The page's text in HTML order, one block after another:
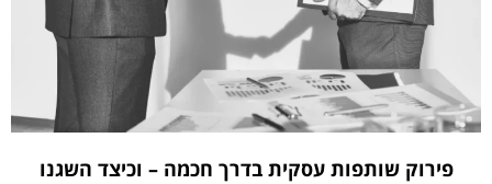
פירוק שותפות עסקית בדרך חכמה – וכיצד השגנו